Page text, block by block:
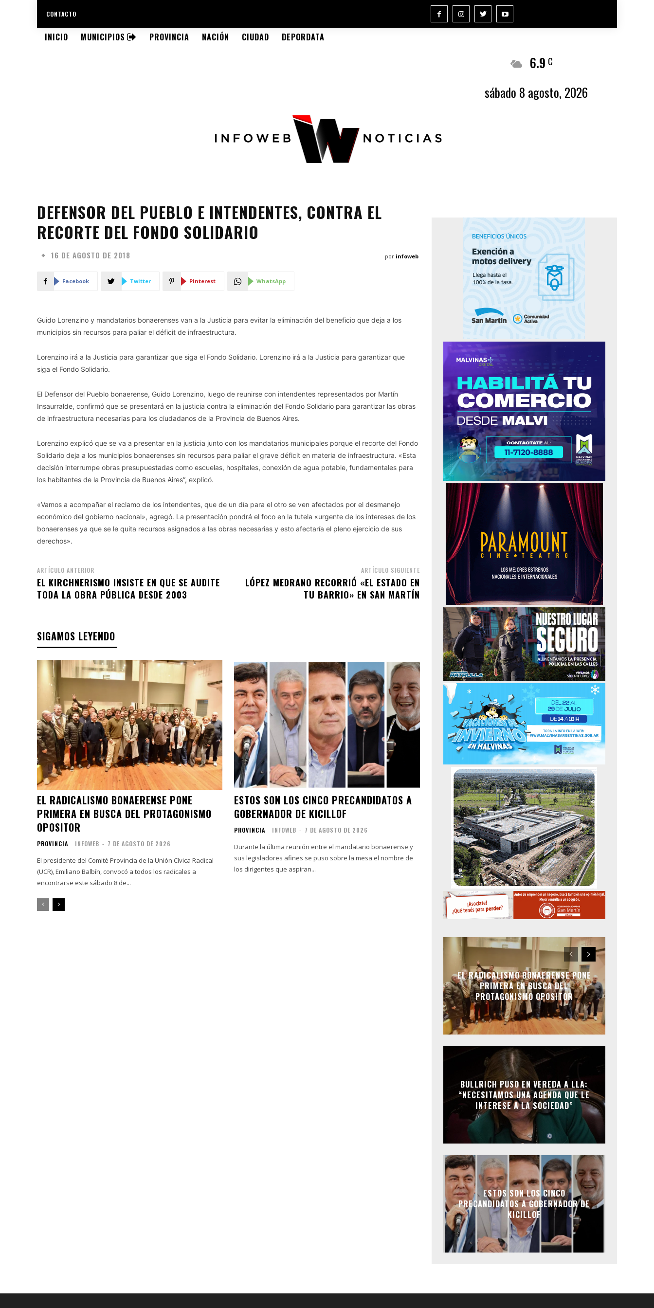
CONTACTO
INICIO MUNICIPIOS PROVINCIA NACIÓN CIUDAD DEPORDATA
6.9 C
sábado 8 agosto, 2026
DEFENSOR DEL PUEBLO E INTENDENTES, CONTRA EL
RECORTE DEL FONDO SOLIDARIO
16 DE AGOSTO DE 2018 por infoweb
Facebook Twitter Pinterest WhatsApp
Guido Lorenzino y mandatarios bonaerenses van a la Justicia para evitar la eliminación del beneficio que deja a los
municipios sin recursos para paliar el déficit de infraestructura.
Lorenzino irá a la Justicia para garantizar que siga el Fondo Solidario. Lorenzino irá a la Justicia para garantizar que
siga el Fondo Solidario.
El Defensor del Pueblo bonaerense, Guido Lorenzino, luego de reunirse con intendentes representados por Martín
Insaurralde, confirmó que se presentará en la justicia contra la eliminación del Fondo Solidario para garantizar las obras
de infraestructura necesarias para los ciudadanos de la Provincia de Buenos Aires.
Lorenzino explicó que se va a presentar en la justicia junto con los mandatarios municipales porque el recorte del Fondo
Solidario deja a los municipios bonaerenses sin recursos para paliar el grave déficit en materia de infraestructura. «Esta
decisión interrumpe obras presupuestadas como escuelas, hospitales, conexión de agua potable, fundamentales para
los habitantes de la Provincia de Buenos Aires”, explicó.
«Vamos a acompañar el reclamo de los intendentes, que de un día para el otro se ven afectados por el desmanejo
económico del gobierno nacional», agregó. La presentación pondrá el foco en la tutela «urgente de los intereses de los
bonaerenses ya que se le quita recursos asignados a las obras necesarias y esto afectaría el pleno ejercicio de sus
derechos».
ARTÍCULO ANTERIOR
EL KIRCHNERISMO INSISTE EN QUE SE AUDITE
TODA LA OBRA PÚBLICA DESDE 2003
ARTÍCULO SIGUIENTE
LÓPEZ MEDRANO RECORRIÓ «EL ESTADO EN
TU BARRIO» EN SAN MARTÍN
SIGAMOS LEYENDO
EL RADICALISMO BONAERENSE PONE
PRIMERA EN BUSCA DEL PROTAGONISMO
OPOSITOR
PROVINCIA INFOWEB - 7 DE AGOSTO DE 2026
El presidente del Comité Provincia de la Unión Cívica Radical
(UCR), Emiliano Balbín, convocó a todos los radicales a
encontrarse este sábado 8 de...
ESTOS SON LOS CINCO PRECANDIDATOS A
GOBERNADOR DE KICILLOF
PROVINCIA INFOWEB - 7 DE AGOSTO DE 2026
Durante la última reunión entre el mandatario bonaerense y
sus legisladores afines se puso sobre la mesa el nombre de
los dirigentes que aspiran...
EL RADICALISMO BONAERENSE PONE
PRIMERA EN BUSCA DEL
PROTAGONISMO OPOSITOR
BULLRICH PUSO EN VEREDA A LLA:
“NECESITAMOS UNA AGENDA QUE LE
INTERESE A LA SOCIEDAD”
ESTOS SON LOS CINCO
PRECANDIDATOS A GOBERNADOR DE
KICILLOF